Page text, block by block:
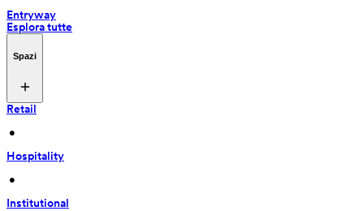
Entryway
Esplora tutte
Spazi
Retail
•
Hospitality
•
Institutional